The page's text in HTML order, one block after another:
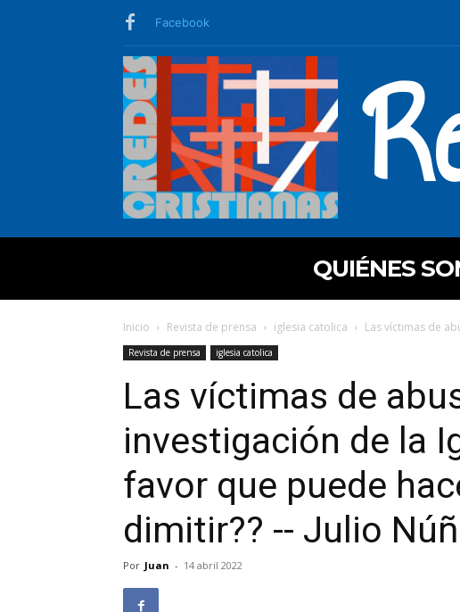
Facebook
QUIÉNES
Inicio Revista de prensa iglesia catolica Las víctimas de
Revista de prensa iglesia catolica
Las víctimas de
investigación de la
favor que puede
dimitir?? -- Julio
Por Juan - 14 abril 2022